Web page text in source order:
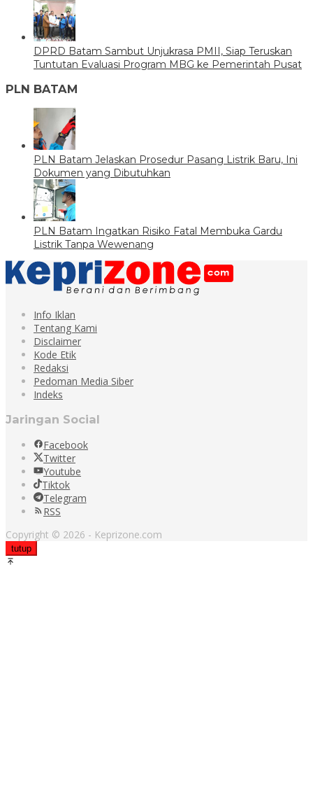
DPRD Batam Sambut Unjukrasa PMII, Siap Teruskan
Tuntutan Evaluasi Program MBG ke Pemerintah Pusat
PLN BATAM
PLN Batam Jelaskan Prosedur Pasang Listrik Baru, Ini
Dokumen yang Dibutuhkan
PLN Batam Ingatkan Risiko Fatal Membuka Gardu
Listrik Tanpa Wewenang
Info Iklan
Tentang Kami
Disclaimer
Kode Etik
Redaksi
Pedoman Media Siber
Indeks
Jaringan Social
Facebook
Twitter
Youtube
Tiktok
Telegram
RSS
Copyright © 2026 - Keprizone.com
tutup